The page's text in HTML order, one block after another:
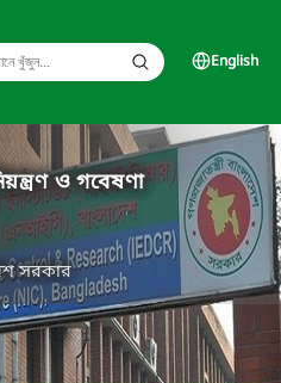
English
ও গবেষণা
সরকার